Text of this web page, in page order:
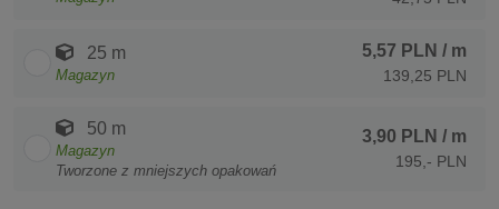
25 m
Magazyn
5,57 PLN / m
139,25 PLN
50 m
Magazyn
Tworzone z mniejszych opakowań
3,90 PLN / m
195,- PLN